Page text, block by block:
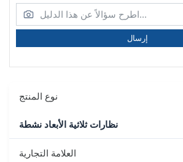
إرسال
نوع المنتج
نظارات ثلاثية الأبعاد نشطة
العلامة التجارية